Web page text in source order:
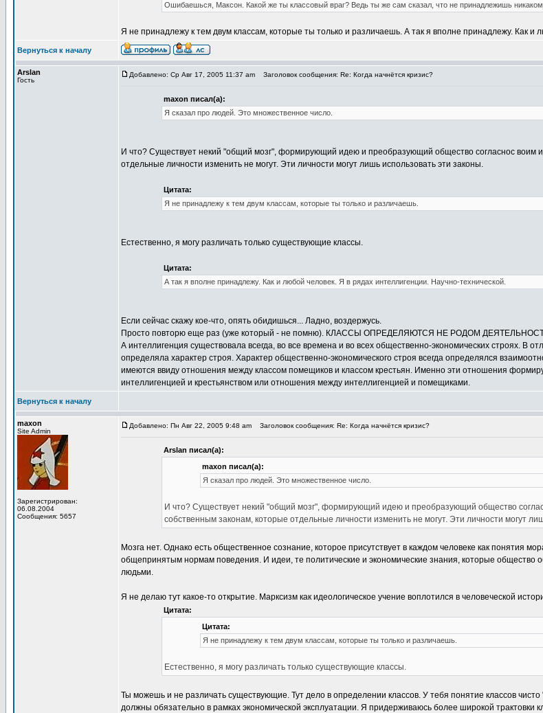
Ошибаешься, Максон. Какой же ты классовый враг? Ведь ты же сам сказал, что не принадлежишь
Я не принадлежу к тем двум классам, которые ты только и различаешь. А так я вполне принадлежу. Как и
Вернуться к началу
Arslan
Гость
Добавлено: Ср Авг 17, 2005 11:37 am Заголовок сообщения: Re: Когда начнётся кризис?
maxon писал(а):
Я сказал про людей. Это множественное число.
И что? Существует некий "общий мозг", формирующий идею и преобразующий общество согласнос воим
отдельные личности изменить не могут. Эти личности могут лишь использовать эти законы.
Цитата:
Я не принадлежу к тем двум классам, которые ты только и различаешь.
Естественно, я могу различать только существующие классы.
Цитата:
А так я вполне принадлежу. Как и любой человек. Я в рядах интеллигенции. Научно-технической.
Если сейчас скажу кое-что, опять обидишься... Ладно, воздержусь.
Просто повторю еще раз (уже который - не помню). КЛАССЫ ОПРЕДЕЛЯЮТСЯ НЕ РОДОМ
А интеллигенция существовала всегда, во все времена и во всех общественно-экономических строях. В
определяла характер строя. Характер общественно-экономического строя всегда определялся
имеются ввиду отношения между классом помещиков и классом крестьян. Именно эти отношения
интеллигенцией и крестьянством или отношения между интеллигенцией и помещиками.
Вернуться к началу
maxon
Site Admin
Зарегистрирован:
06.08.2004
Сообщения: 5657
Добавлено: Пн Авг 22, 2005 9:48 am Заголовок сообщения: Re: Когда начнётся кризис?
Arslan писал(а):
maxon писал(а):
Я сказал про людей. Это множественное число.
И что? Существует некий "общий мозг", формирующий идею и преобразующий общество
собственным законам, которые отдельные личности изменить не могут. Эти личности могут
Мозга нет. Однако есть общественное сознание, которое присутствует в каждом человеке как понятия
общепринятым нормам поведения. И идеи, те политические и экономические знания, которые общество
людьми.
Я не делаю тут какое-то открытие. Марксизм как идеологическое учение воплотился в человеческой
Цитата:
Цитата:
Я не принадлежу к тем двум классам, которые ты только и различаешь.
Естественно, я могу различать только существующие классы.
Ты можешь и не различать существующие. Тут дело в определении классов. У тебя понятие классов
должны обязательно в рамках экономической эксплуатации. Я придерживаюсь более широкой трактовки